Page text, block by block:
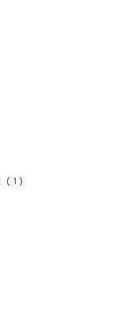
(1)